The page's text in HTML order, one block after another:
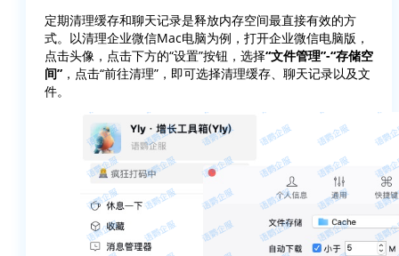
定期清理缓存和聊天记录是释放内存空间最直接有效的方
式。以清理企业微信Mac电脑为例，打开企业微信电脑版，
点击头像，点击下方的“设置”按钮，选择“文件管理”-“存储空
间” ，点击“前往清理”，即可选择清理缓存、聊天记录以及文
件。